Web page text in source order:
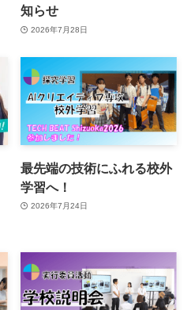
知らせ
2026年7月28日
最先端の技術にふれる校外
学習へ！
2026年7月24日